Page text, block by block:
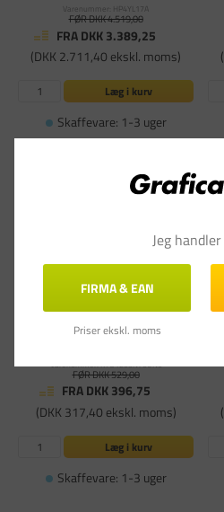
Varenummer: HP4YL17A
FØR DKK 4.519,00
FRA DKK 3.389,25
(DKK 2.711,40 ekskl. moms)
Læg i kurv
Skaffevare: 1-3 uger
Varenummer: KYO1203N70UN0
FØR DKK 529,00
FRA DKK 396,75
(DKK 317,40 ekskl. moms)
Læg i kurv
Skaffevare: 1-3 uger
Jeg
FIRMA & EAN
Priser ekskl. moms